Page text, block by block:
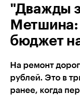
"Дважды
Метшина:
бюджет
На ремонт
рублей. Это в
ранее, когда